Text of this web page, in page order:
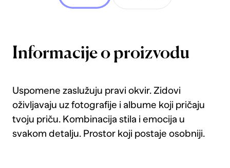
Informacije o proizvodu
Uspomene zaslužuju pravi okvir. Zidovi
oživljavaju uz fotografije i albume koji pričaju
tvoju priču. Kombinacija stila i emocija u
svakom detalju. Prostor koji postaje osobniji.